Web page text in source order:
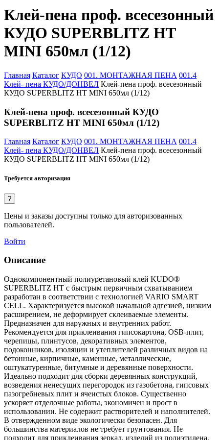
Клей-пена проф. всесезонный
КУДО SUPERBLITZ HT
MINI 650мл (1/12)
Главная Каталог КУДО 001. МОНТАЖНАЯ ПЕНА 001.4
Клей- пена КУДО/ДОНВЕЛ Клей-пена проф. всесезонный
КУДО SUPERBLITZ HT MINI 650мл (1/12)
Клей-пена проф. всесезонный КУДО
SUPERBLITZ HT MINI 650мл (1/12)
Главная Каталог КУДО 001. МОНТАЖНАЯ ПЕНА 001.4
Клей- пена КУДО/ДОНВЕЛ Клей-пена проф. всесезонный
КУДО SUPERBLITZ HT MINI 650мл (1/12)
Требуется авторизация
?
Цены и заказы доступны только для авторизованных
пользователей.
Войти
Описание
Однокомпонентный полиуретановый клей KUDO®
SUPERBLITZ HT с быстрым первичным схватыванием
разработан в соответствии с технологией VARIO SMART
CELL. Характеризуется высокой начальной адгезией, низким
расширением, не деформирует склеиваемые элементы.
Предназначен для наружных и внутренних работ.
Рекомендуется для приклеивания гипсокартона, OSB-плит,
черепицы, плинтусов, декоративных элементов,
подоконников, изоляции и утеплителей различных видов на
бетонные, кирпичные, каменные, металлические,
оштукатуренные, битумные и деревянные поверхности.
Идеально подходит для сборки деревянных конструкций,
возведения ненесущих перегородок из газобетона, гипсовых
пазогребневых плит и ячеистых блоков. Существенно
ускоряет отделочные работы, экономичен и прост в
использовании. Не содержит растворителей и наполнителей.
В отвержденном виде экологически безопасен. Для
большинства материалов не требует грунтования. Не
подходит для приклеивания зеркал, изделий из полиэтилена,